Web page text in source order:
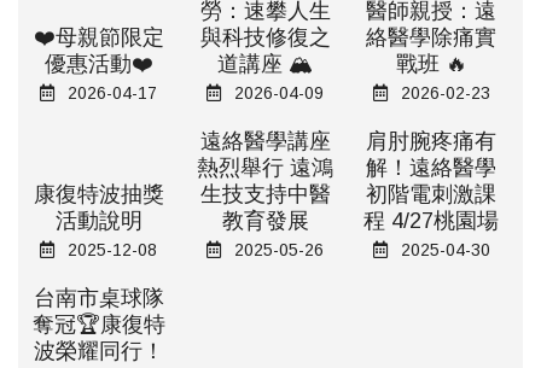
❤️母親節限定
優惠活動❤️
2026-04-17
勞：速攀人生
與科技修復之
道講座 🏔️
2026-04-09
醫師親授：遠
絡醫學除痛實
戰班 🔥
2026-02-23
康復特波抽獎
活動說明
2025-12-08
遠絡醫學講座
熱烈舉行 遠鴻
生技支持中醫
教育發展
2025-05-26
肩肘腕疼痛有
解！遠絡醫學
初階電刺激課
程 4/27桃園場
2025-04-30
台南市桌球隊
奪冠🏆康復特
波榮耀同行！